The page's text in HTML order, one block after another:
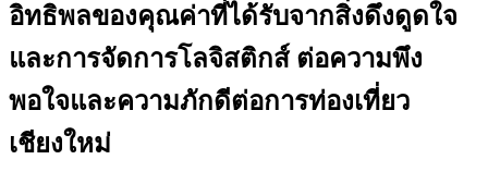
อิทธิพลของคุณค่าที่ได้รับจากสิ่งดึงดูดใจ
และการจัดการโลจิสติกส์ ต่อความพึง
พอใจและความภักดีต่อการท่องเที่ยว
เชียงใหม่